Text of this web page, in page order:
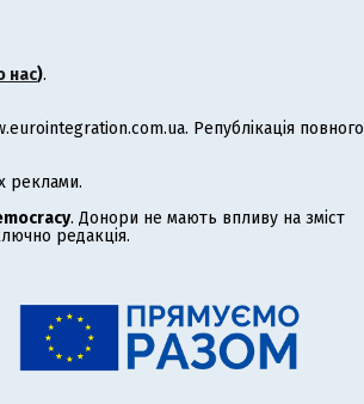
нас).
Републікація повного
реклами.
. Донори не мають впливу на зміст
редакція.